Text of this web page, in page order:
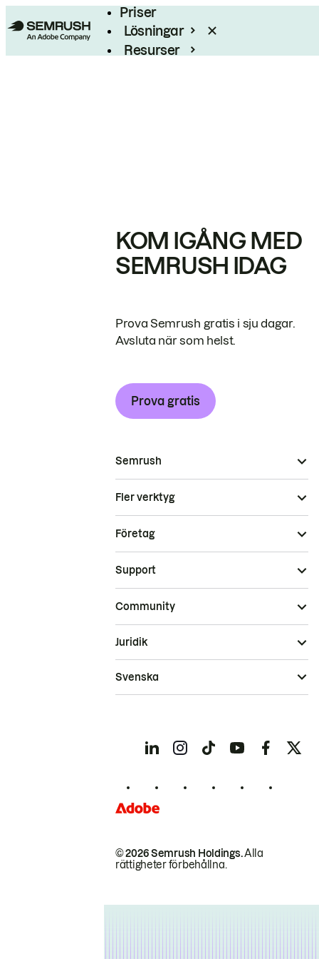
Priser
Lösningar
Resurser
KOM IGÅNG MED
SEMRUSH IDAG
Prova Semrush gratis i sju dagar.
Avsluta när som helst.
Prova gratis
Semrush
Fler verktyg
Företag
Support
Community
© 2026 Semrush Holdings.Alla
rättigheter förbehållna.
Juridik
Svenska